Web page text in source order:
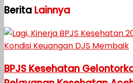
Berita Lainnya
BPJS Kesehatan